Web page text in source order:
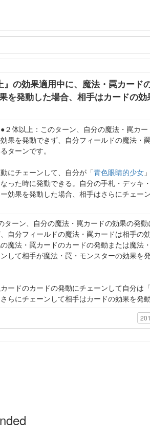
』の効果適用中に、魔法・罠カード
を発動した場合、相手はカードの
●２体以上：このターン、自分の魔法・罠カ
果を発動できず、自分フィールドの魔法・
ターンです。
にチェーンして、自分が「青色眼睛的少女
った時に発動できる。自分の手札・デッキ
効果を発動した場合、相手はさらにチェー
ターン、自分の魔法・罠カードの効果の発
自分フィールドの魔法・罠カードは相手の
魔法・罠カードのカードの発動または魔法
して相手が魔法・罠・モンスターの効果を
ードのカードの発動にチェーンして自分は「
らにチェーンして相手はカードの効果を発